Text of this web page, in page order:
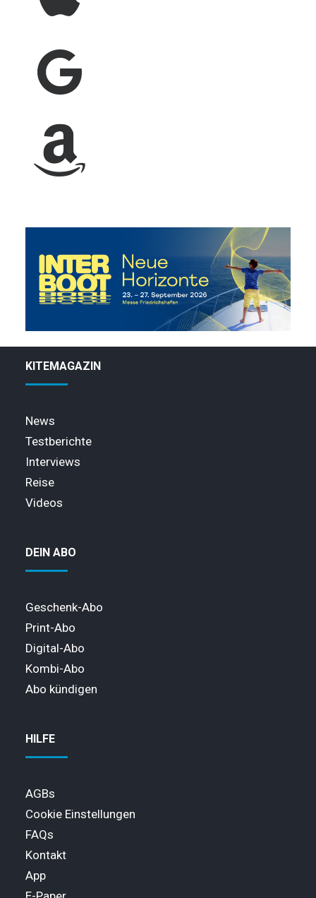
KITEMAGAZIN
News
Testberichte
Interviews
Reise
Videos
DEIN ABO
Geschenk-Abo
Print-Abo
Digital-Abo
Kombi-Abo
Abo kündigen
HILFE
AGBs
Cookie Einstellungen
FAQs
Kontakt
App